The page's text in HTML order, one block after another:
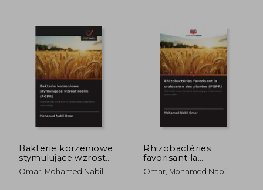
45%
dcto.
$ 90.11
$ 49.56
45%
dcto.
Bakterie korzeniowe
stymulujące wzrost
roślin (PGPR) (en
Polaco)
Omar, Mohamed Nabil
Rhizobactéries
favorisant la
croissance des
plantes (PGPR) (en
Omar, Mohamed Nabil